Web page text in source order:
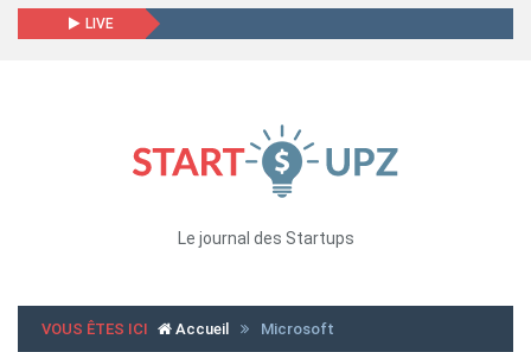
LIVE
Le journal des Startups
VOUS ÊTES ICI Accueil Microsoft